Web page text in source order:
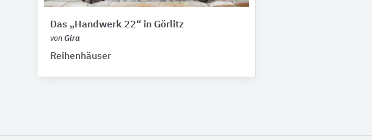
Das „Handwerk 22“ in Görlitz
von Gira
Reihenhäuser